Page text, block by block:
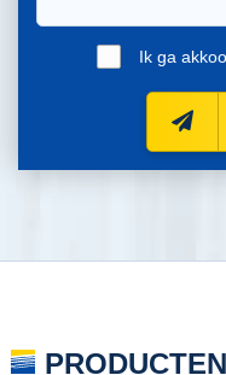
Ik ga